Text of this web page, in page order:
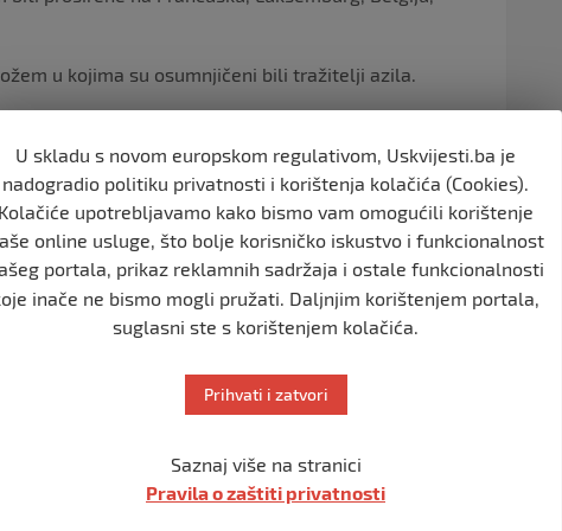
u kojima su osumnjičeni bili tražitelji azila.
zemalja Evropske unije plus četiri druge uključujući
graničnih provjera i smatra se jednim od najvećih
kako bi se spriječile određene prijetnje
nameće na odabranim granicama, navodeći
za azil.
i Poljska.
primjenjuju isti. Zanimljivo je kako nekoliko godina i
saopćenju desno-populističke vlade u Budimpešti.
djelovanje po pitanju svojih “neprihvatljivih”
U skladu s novom europskom regulativom, Uskvijesti.ba je
nadogradio politiku privatnosti i korištenja kolačića (Cookies).
Kolačiće upotrebljavamo kako bismo vam omogućili korištenje
online usluge, što bolje korisničko iskustvo i funkcionalnost
portala, prikaz reklamnih sadržaja i ostale funkcionalnosti
inače ne bismo mogli pružati. Daljnjim korištenjem portala,
suglasni ste s korištenjem kolačića.
Prihvati i zatvori
Saznaj više na stranici
Pravila o zaštiti privatnosti